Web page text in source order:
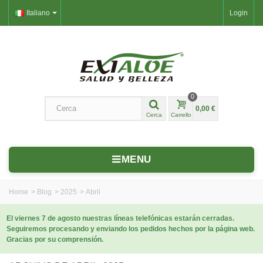
Login
Italiano
Cerca Carrello
0
0,00 €
MENU
Home > Blog > 2025 > Abril
El viernes 7 de agosto nuestras líneas telefónicas estarán cerradas.
Seguiremos procesando y enviando los pedidos hechos por la página web.
Gracias por su comprensión.